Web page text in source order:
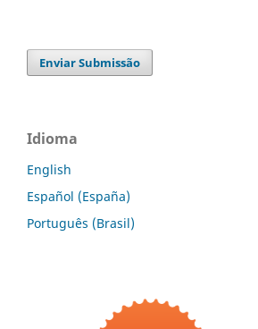
Enviar Submissão
Idioma
English
Español (España)
Português (Brasil)